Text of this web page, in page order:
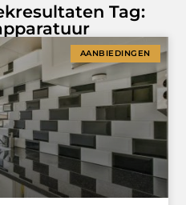
Tag:
AANBIEDINGEN